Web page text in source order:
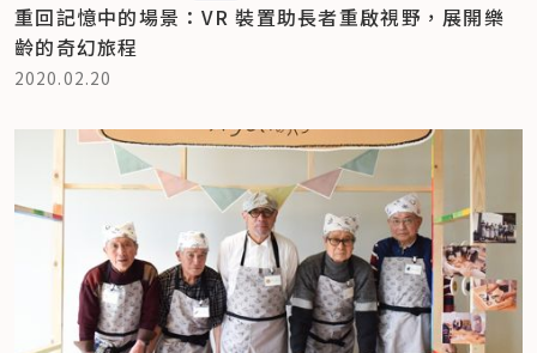
重回記憶中的場景：VR 裝置助長者重啟視野，展開樂
齡的奇幻旅程
2020.02.20